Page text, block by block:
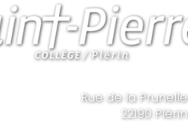
Rue de la Prunelle
22190 Plérin